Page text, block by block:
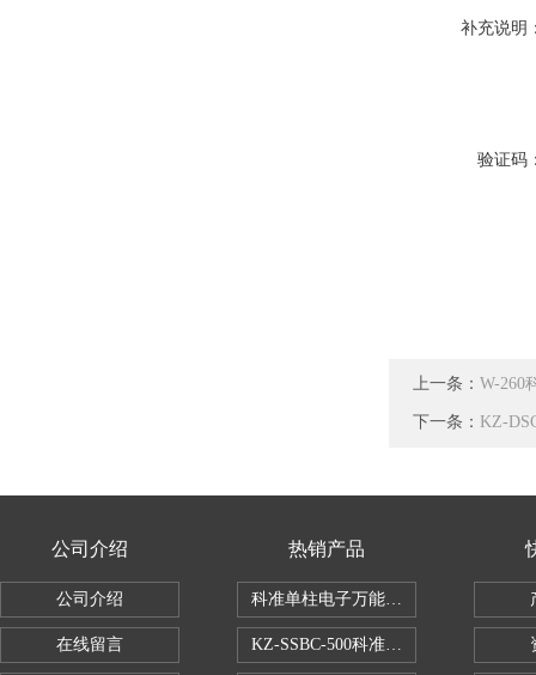
补充说明
验证码
上一条： W-260
下一条： KZ-
公司介绍
公司介绍
在线留言
热销产品
科准单柱电子万能拉力机KZ-SSBC-500
KZ-SSBC-500科准单柱电子万能试验